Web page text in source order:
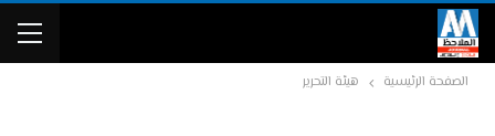
الصفحة الرئيسية هيئة التحرير